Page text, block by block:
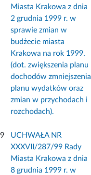
Miasta Krakowa z dnia
2 grudnia 1999 r. w
sprawie zmian w
budżecie miasta
Krakowa na rok 1999.
(dot. zwiększenia planu
dochodów zmniejszenia
planu wydatków oraz
zmian w przychodach i
rozchodach).
UCHWAŁA NR
XXXVII/287/99 Rady
Miasta Krakowa z dnia
8 grudnia 1999 r. w